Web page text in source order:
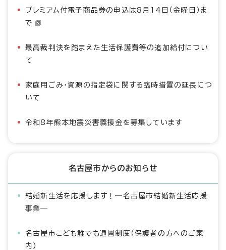
プレミアム付電子商品券の申込は8月14日（金曜日）ま
で
最高裁判決を踏まえた生活保護費等の追加給付につい
て
家庭用ごみ・資源の指定袋に関する臨時措置の延長につ
いて
令和8年熊本地震災害義援金を募集しています
名古屋市からのお知らせ
結婚新生活を応援します！―名古屋市結婚新生活応援
事業―
名古屋市こども誰でも通園制度（保護者の方へのご案
内）